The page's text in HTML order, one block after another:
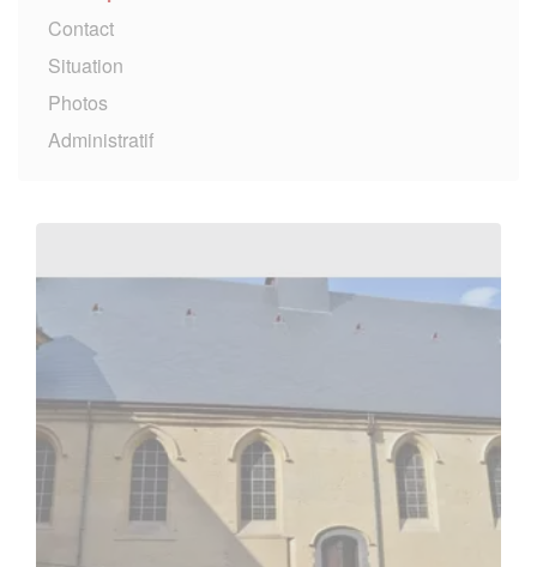
Contact
Situation
Photos
Administratif